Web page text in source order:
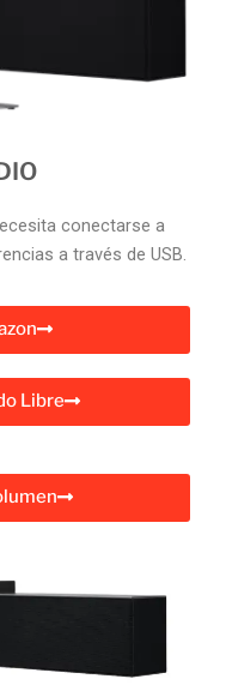
conectarse a
a través de USB.
Libre